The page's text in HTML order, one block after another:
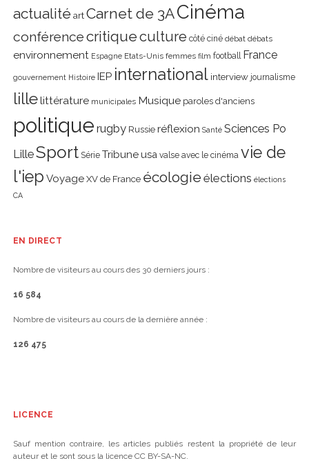
actualité art Carnet de 3ACinéma
conférencecritiqueculture côté ciné débat débats
environnement Espagne Etats-Unis femmes film football France
gouvernement Histoire IEP international interview journalisme
lillelittérature municipales Musique paroles d'anciens
politique rugby Russie réflexion Santé Sciences Po
LilleSport Série Tribune usa valse avec le cinéma vie de
l'iep Voyage XV de France écologie élections élections
CA
EN DIRECT
Nombre de visiteurs au cours des 30 derniers jours :
16 584
Nombre de visiteurs au cours de la dernière année :
126 475
LICENCE
Sauf mention contraire, les articles publiés restent la propriété de leur
auteur et le sont sous la licence CC BY-SA-NC.